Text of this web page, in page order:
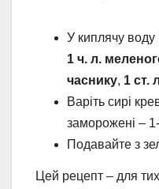
У киплячу воду
1 ч. л.
часнику, 1 ст.
Варіть сирі
заморожені –
Подавайте з
Цей рецепт – для